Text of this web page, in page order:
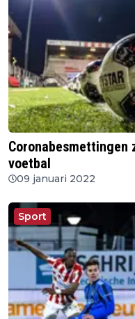
voetbal
09 januari 2022
Sport